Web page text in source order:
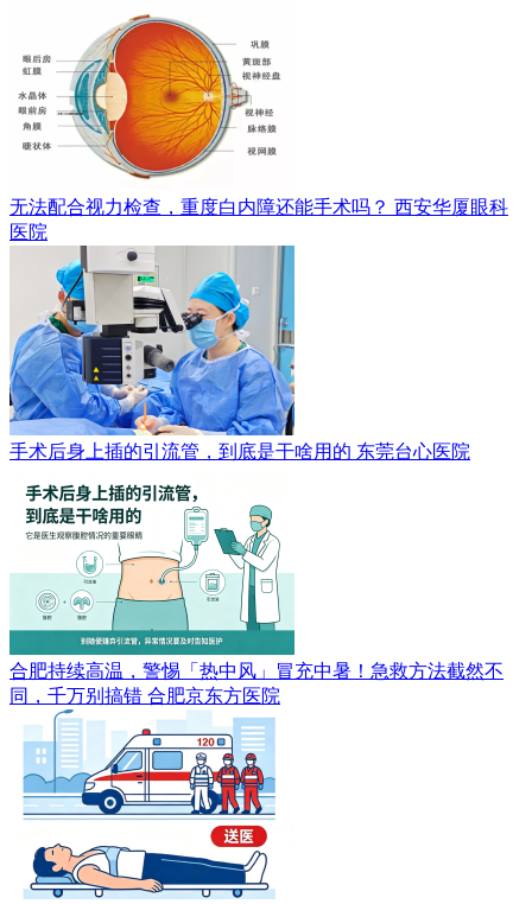
无法配合视力检查，重度白内障还能手术吗？ 西安华厦眼科
医院
手术后身上插的引流管，到底是干啥用的 东莞台心医院
合肥持续高温，警惕「热中风」冒充中暑！急救方法截然不
同，千万别搞错 合肥京东方医院